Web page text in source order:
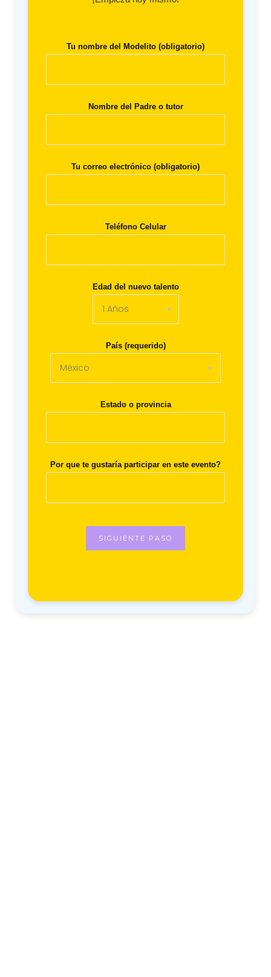
Tu nombre del Modelito (obligatorio)
Nombre del Padre o tutor
Tu correo electrónico (obligatorio)
Teléfono Celular
Edad del nuevo talento
País (requerido)
Estado o provincia
Por que te gustaría participar en este evento?